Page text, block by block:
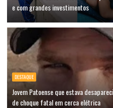
e com grandes investimentos
DESTAQUE
Jovem Patoense que estava
de choque fatal em cerca elétrica